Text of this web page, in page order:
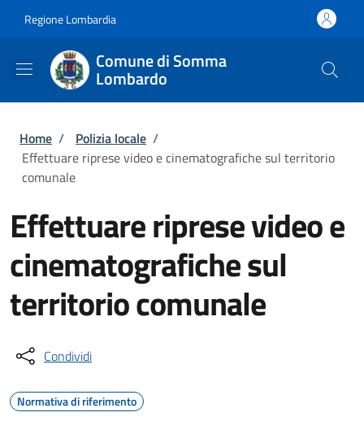
Regione Lombardia
Comune di Somma
Lombardo
Briciole di pane
Home / Polizia locale /
Effettuare riprese video e cinematografiche sul territorio
comunale
Effettuare riprese video e
cinematografiche sul
territorio comunale
Condividi
Normativa di riferimento